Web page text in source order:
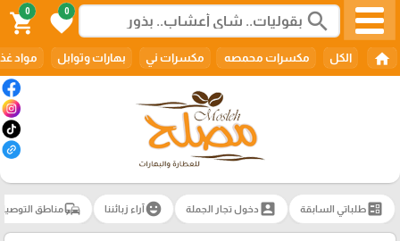
search
0
favorite
0
shopping_cart
home الكل مكسرات محمصه مكسرات ني بهارات وتوابل مواد
ballotطلباتي السابقة account_box دخول تجار الجملة emoji_emotionsآراء زبائننا commuteمناطق